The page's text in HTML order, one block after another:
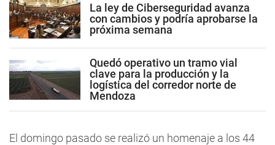
La ley de Ciberseguridad avanza
con cambios y podría aprobarse la
próxima semana
Quedó operativo un tramo vial
clave para la producción y la
logística del corredor norte de
Mendoza
El domingo pasado se realizó un homenaje a los 44